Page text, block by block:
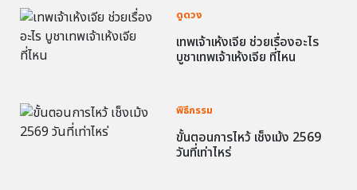
ดูดวง
เทพเจ้าเห้งเจีย ช่วยเรื่องอะไร
บูชาเทพเจ้าเห้งเจีย ที่ไหน
พิธีกรรม
ขั้นตอนการไหว้ เช็งเม้ง 2569
วันที่เท่าไหร่